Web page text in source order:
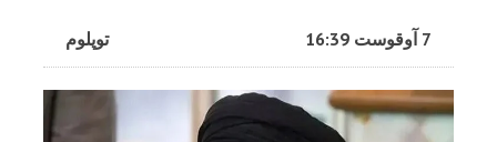
توپلوم 7 آوقوست 16:39